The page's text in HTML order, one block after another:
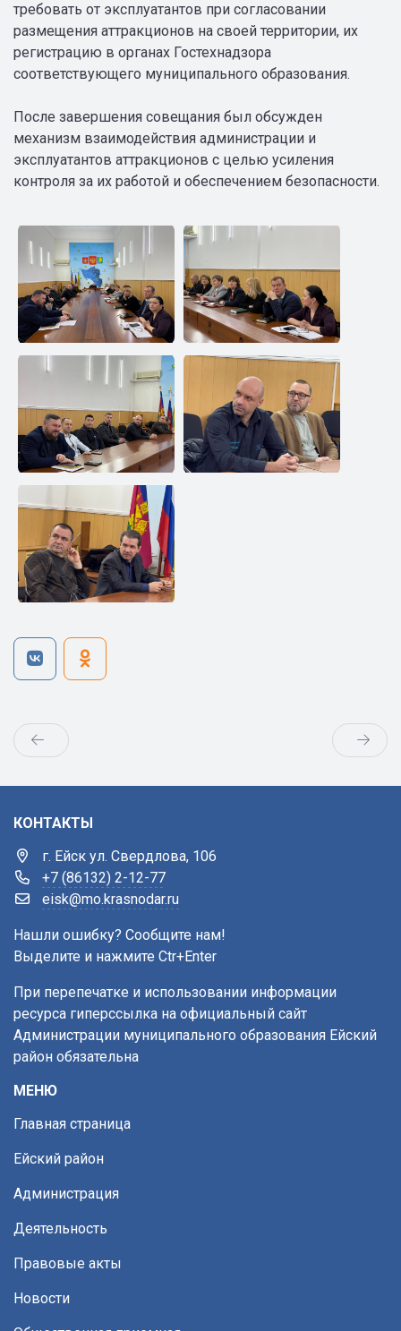
требовать от эксплуатантов при согласовании
размещения аттракционов на своей территории, их
регистрацию в органах Гостехнадзора
соответствующего муниципального образования.
После завершения совещания был обсужден
механизм взаимодействия администрации и
эксплуатантов аттракционов с целью усиления
контроля за их работой и обеспечением безопасности.
КОНТАКТЫ
г. Ейск ул. Свердлова, 106
+7 (86132) 2-12-77
eisk@mo.krasnodar.ru
Нашли ошибку? Сообщите нам!
Выделите и нажмите Ctr+Enter
При перепечатке и использовании информации
ресурса гиперссылка на официальный сайт
Администрации муниципального образования Ейский
район обязательна
МЕНЮ
Главная страница
Ейский район
Администрация
Деятельность
Правовые акты
Новости